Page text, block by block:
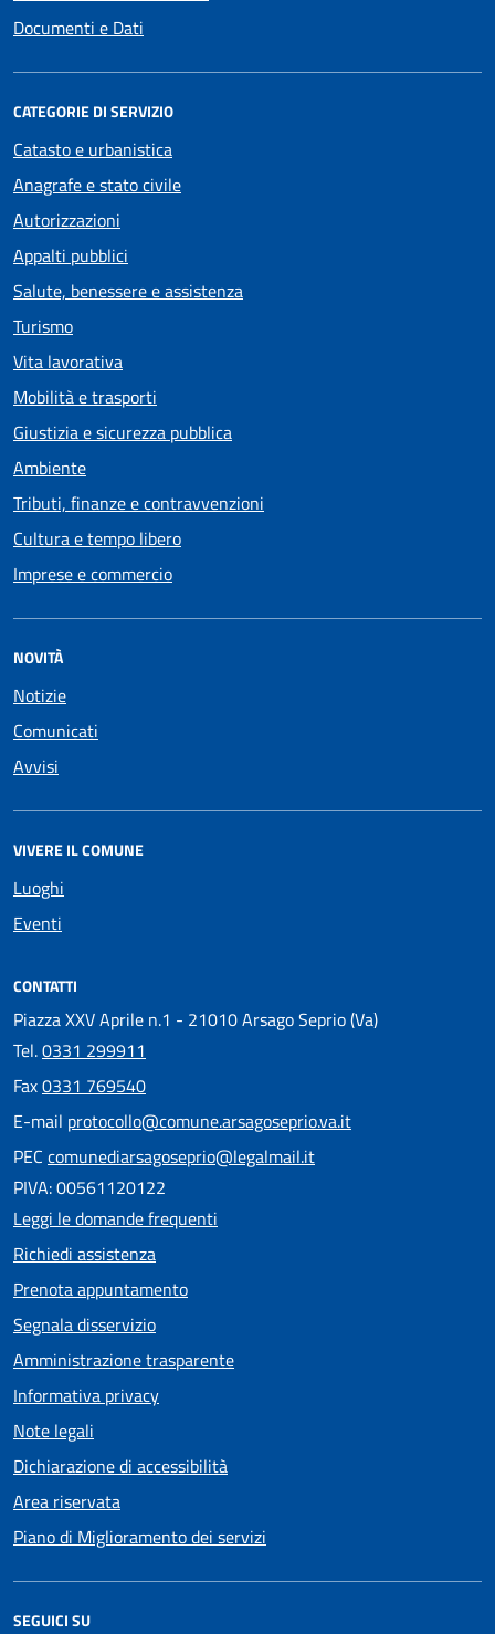
Documenti e Dati
CATEGORIE DI SERVIZIO
Catasto e urbanistica
Anagrafe e stato civile
Autorizzazioni
Appalti pubblici
Salute, benessere e assistenza
Turismo
Vita lavorativa
Mobilità e trasporti
Giustizia e sicurezza pubblica
Ambiente
Tributi, finanze e contravvenzioni
Cultura e tempo libero
Imprese e commercio
NOVITÀ
Notizie
Comunicati
Avvisi
VIVERE IL COMUNE
Luoghi
Eventi
CONTATTI
Piazza XXV Aprile n.1 - 21010 Arsago Seprio (Va)
Tel.0331 299911
Fax0331 769540
E-mail protocollo@comune.arsagoseprio.va.it
PEC comunediarsagoseprio@legalmail.it
PIVA: 00561120122
Leggi le domande frequenti
Richiedi assistenza
Prenota appuntamento
Segnala disservizio
Amministrazione trasparente
Informativa privacy
Note legali
Dichiarazione di accessibilità
Area riservata
Piano di Miglioramento dei servizi
SEGUICI SU